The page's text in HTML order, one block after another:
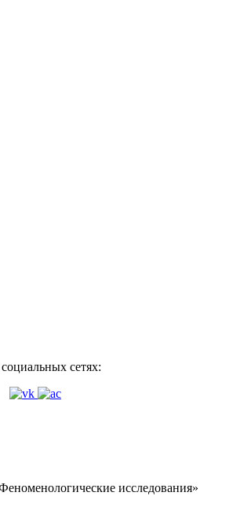
сетях:
исследования»